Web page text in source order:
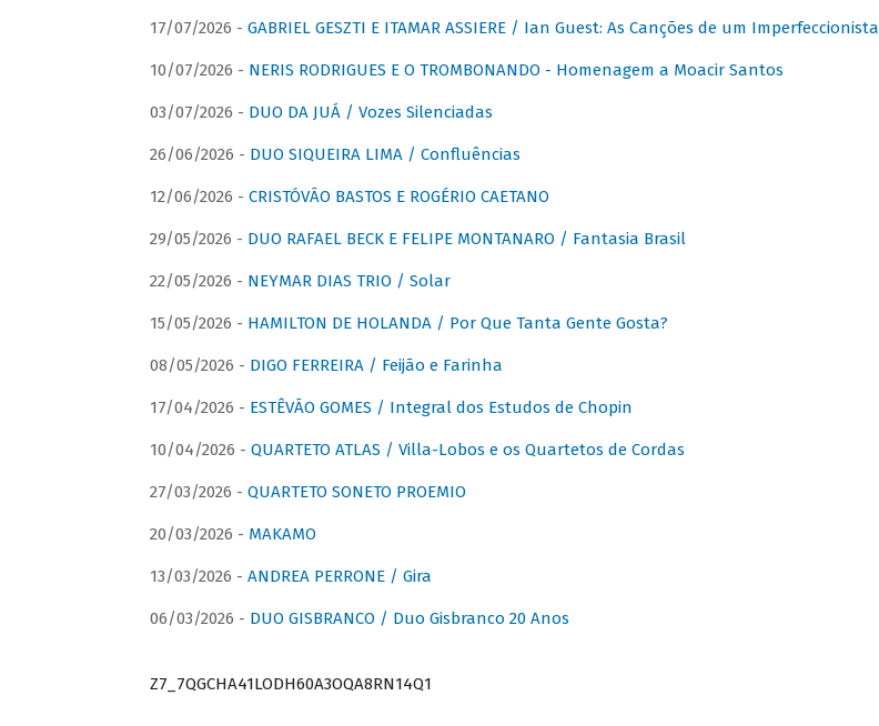
17/07/2026 - GABRIEL GESZTI E ITAMAR ASSIERE / Ian Guest: As Canções de um Imperfeccionista
10/07/2026 - NERIS RODRIGUES E O TROMBONANDO - Homenagem a Moacir Santos
03/07/2026 - DUO DA JUÁ / Vozes Silenciadas
26/06/2026 - DUO SIQUEIRA LIMA / Confluências
12/06/2026 - CRISTÓVÃO BASTOS E ROGÉRIO CAETANO
29/05/2026 - DUO RAFAEL BECK E FELIPE MONTANARO / Fantasia Brasil
22/05/2026 - NEYMAR DIAS TRIO / Solar
15/05/2026 - HAMILTON DE HOLANDA / Por Que Tanta Gente Gosta?
08/05/2026 - DIGO FERREIRA / Feijão e Farinha
17/04/2026 - ESTÊVÃO GOMES / Integral dos Estudos de Chopin
10/04/2026 - QUARTETO ATLAS / Villa-Lobos e os Quartetos de Cordas
27/03/2026 - QUARTETO SONETO PROEMIO
20/03/2026 - MAKAMO
13/03/2026 - ANDREA PERRONE / Gira
06/03/2026 - DUO GISBRANCO / Duo Gisbranco 20 Anos
Z7_7QGCHA41LODH60A3OQA8RN14Q1